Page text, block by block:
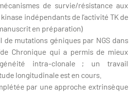
de survie/résistance aux
indépendants de l’activité TK de
en préparation)
mutations géniques par NGS dans
Chronique qui a permis de mieux
intra-clonale ; un travail
longitudinale est en cours.
par une approche extrinsèque